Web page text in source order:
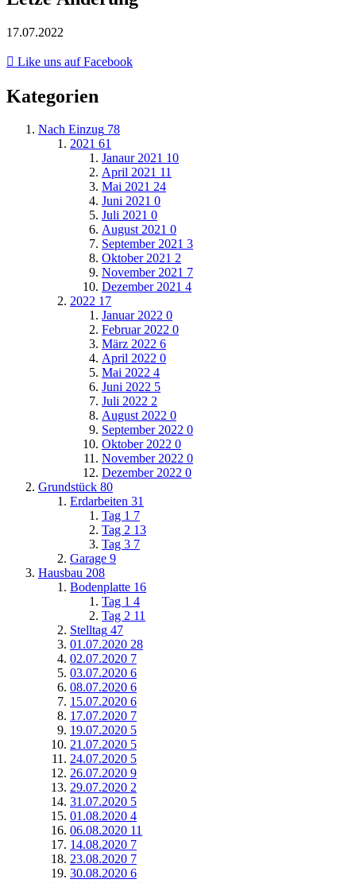
17.07.2022
Like uns auf Facebook
Kategorien
Nach Einzug 78
2021 61
Janaur 2021 10
April 2021 11
Mai 2021 24
Juni 2021 0
Juli 2021 0
August 2021 0
September 2021 3
Oktober 2021 2
November 2021 7
Dezember 2021 4
2022 17
Januar 2022 0
Februar 2022 0
März 2022 6
April 2022 0
Mai 2022 4
Juni 2022 5
Juli 2022 2
August 2022 0
September 2022 0
Oktober 2022 0
November 2022 0
Dezember 2022 0
Grundstück 80
Erdarbeiten 31
Tag 1 7
Tag 2 13
Tag 3 7
Garage 9
Hausbau 208
Bodenplatte 16
Tag 1 4
Tag 2 11
Stelltag 47
01.07.2020 28
02.07.2020 7
03.07.2020 6
08.07.2020 6
15.07.2020 6
17.07.2020 7
19.07.2020 5
21.07.2020 5
24.07.2020 5
26.07.2020 9
29.07.2020 2
31.07.2020 5
01.08.2020 4
06.08.2020 11
14.08.2020 7
23.08.2020 7
30.08.2020 6